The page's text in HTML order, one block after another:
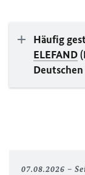
Häufig
ELEFAND
07.08.2026